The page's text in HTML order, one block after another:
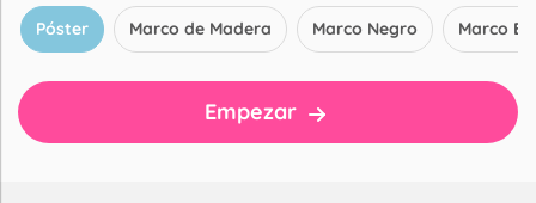
Póster Marco de Madera Marco Negro Marco
Empezar